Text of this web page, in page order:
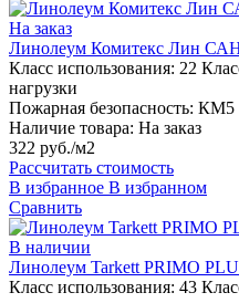
На заказ
Линолеум Комитекс Лин
Класс использования: 22
нагрузки
Пожарная безопасность: КМ5
Наличие товара: На заказ
322 руб./м2
Рассчитать стоимость
В избранное В избранном
Сравнить
В наличии
Линолеум Tarkett PRIMO
Класс использования: 43